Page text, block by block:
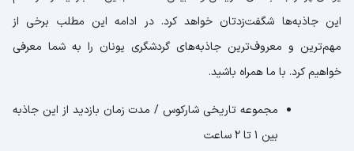
این جاذبه‌ها شگفت‌زدتان خواهد کرد. در ادامه این مطلب برخی از
مهم‌ترین و معروف‌ترین جاذبه‌های گردشگری یونان را به شما معرفی
خواهیم کرد. با ما همراه باشید.
مجموعه تاریخی شارکوس / مدت زمان بازدید از این جاذبه
بین ۱ تا ۲ ساعت